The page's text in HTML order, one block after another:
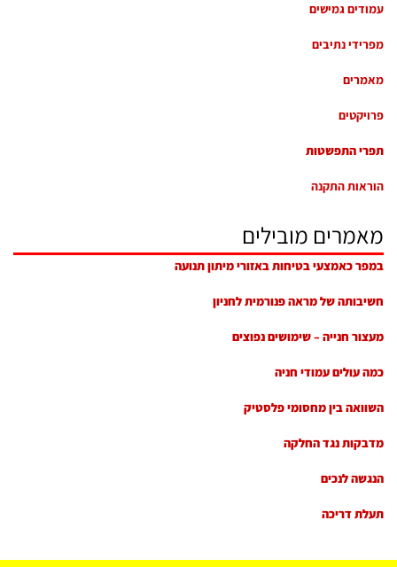
עמודים גמישים
מפרידי נתיבים
מאמרים
פרויקטים
תפרי התפשטות
הוראות התקנה
מאמרים מובילים
במפר כאמצעי בטיחות באזורי מיתון תנועה
חשיבותה של מראה פנורמית לחניון
מעצור חנייה – שימושים נפוצים
כמה עולים עמודי חניה
השוואה בין מחסומי פלסטיק
מדבקות נגד החלקה
הנגשה לנכים
תעלת דריכה